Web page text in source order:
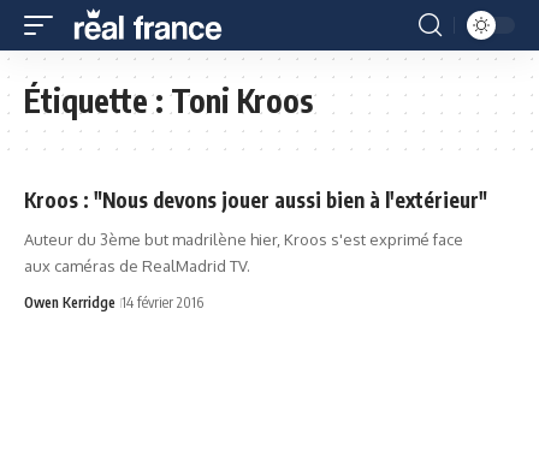
Étiquette :Toni Kroos
Kroos : "Nous devons jouer aussi bien à l'extérieur"
Auteur du 3ème but madrilène hier, Kroos s'est exprimé face
aux caméras de RealMadrid TV.
Owen Kerridge 14 février 2016